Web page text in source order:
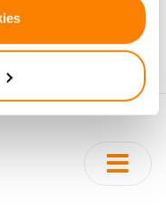
scanning it for
data is processed
.
seront traitées
de CrowdedHero.
moment.